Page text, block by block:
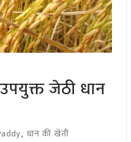
जेठी धान
, धान की खेती